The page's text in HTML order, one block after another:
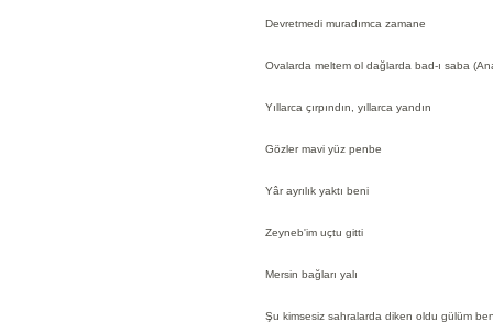
Devretmedi muradımca zamane
Ovalarda meltem ol dağlarda bad-ı saba
Yıllarca çırpındın, yıllarca yandın
Gözler mavi yüz penbe
Yâr ayrılık yaktı beni
Zeyneb'im uçtu gitti
Mersin bağları yalı
Şu kimsesiz sahralarda diken oldu gülüm